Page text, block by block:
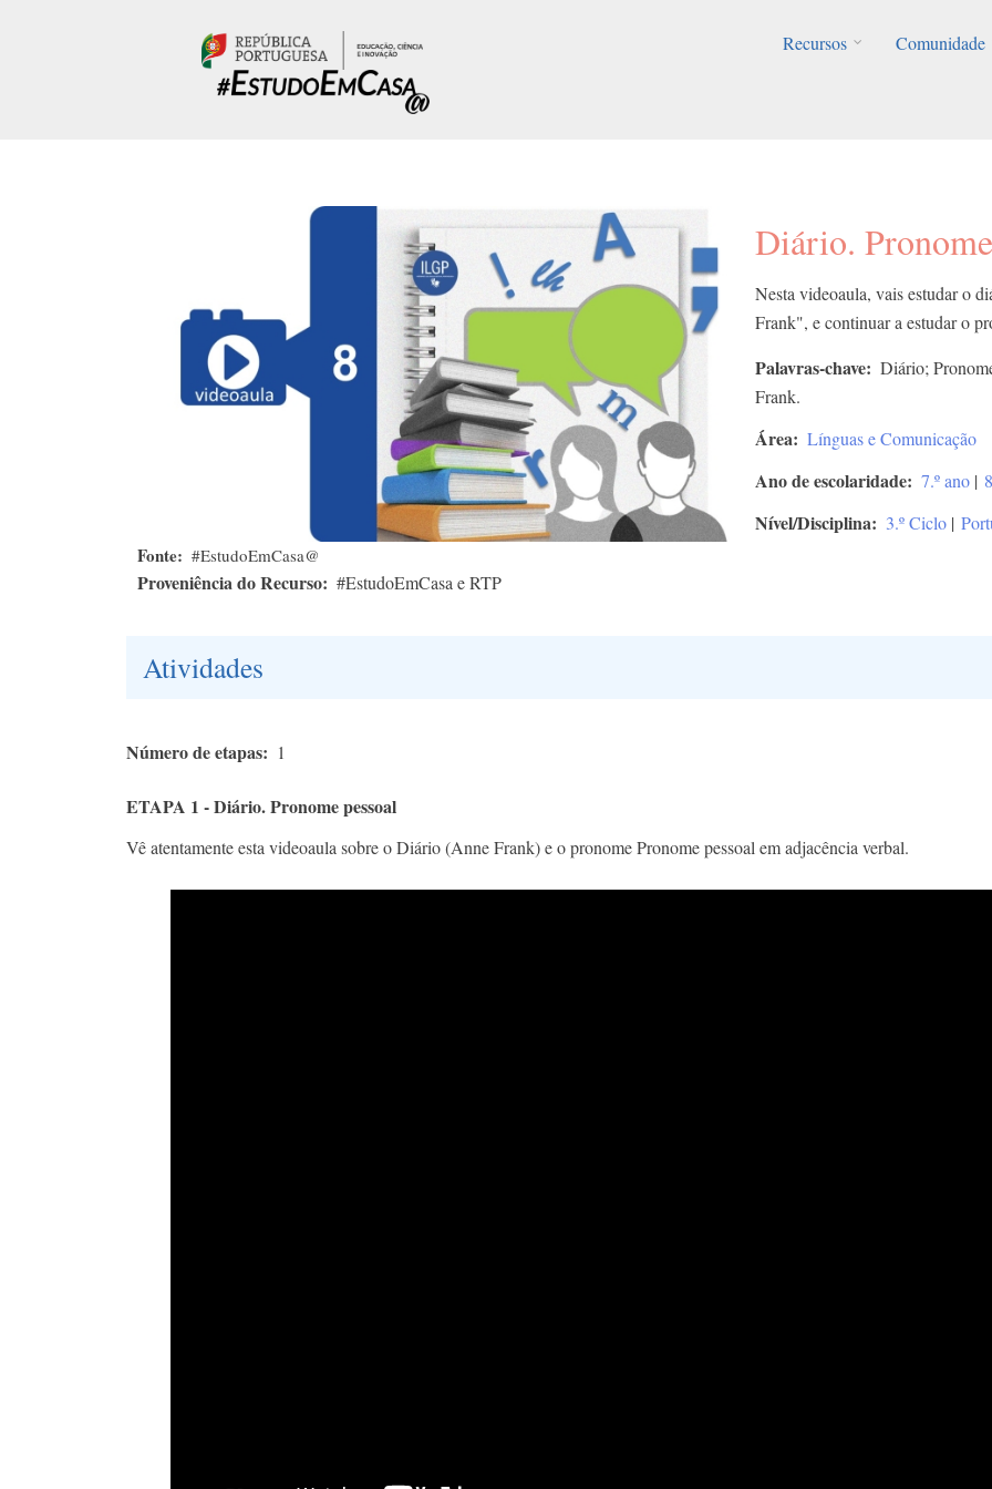
Recursos
Comunidade
Fonte #EstudoEmCasa@
Proveniência do Recurso #EstudoEmCasa e RTP
Diário.
Nesta videoaula, vais estudar o
Frank", e continuar a estudar o
Palavras-chave
Diário;
Frank.
Área Línguas e Comunicação
Ano de escolaridade 7.º ano |
Nível/Disciplina 3.º Ciclo |
Atividades
Número de etapas 1
ETAPA 1 - Diário. Pronome pessoal
Vê atentamente esta videoaula sobre o Diário (Anne Frank) e o pronome Pronome pessoal em adjacência verbal.